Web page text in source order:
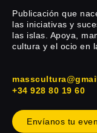
Publicación que
las iniciativas y
las islas. Apoya,
cultura y el ocio en
+34 928 80 19 60
Envíanos tu